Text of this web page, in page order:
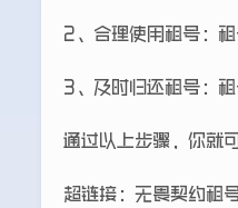
2、合理使用租号：
3、及时归还租号：
通过以上步骤，你就
超链接：无畏契约租